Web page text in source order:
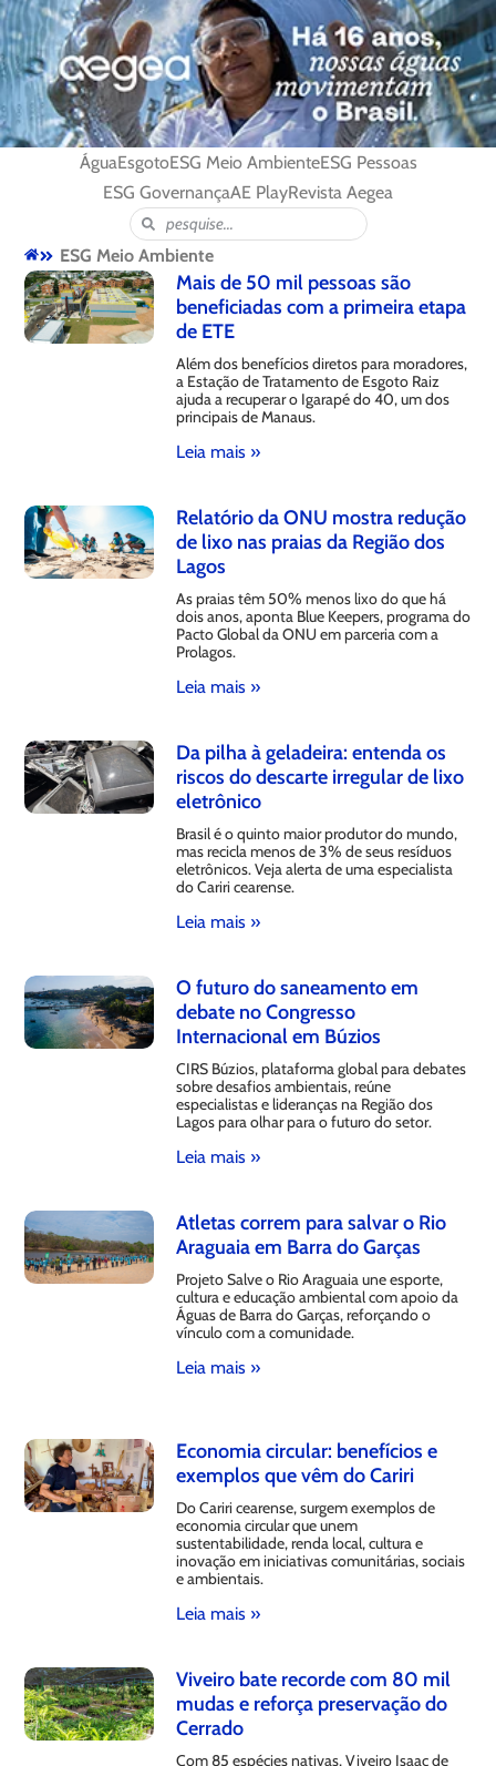
ÁguaEsgotoESG Meio AmbienteESG Pessoas
ESG GovernançaAE PlayRevista Aegea
ESG Meio Ambiente
Mais de 50 mil pessoas são
beneficiadas com a primeira etapa
de ETE
Além dos benefícios diretos para moradores,
a Estação de Tratamento de Esgoto Raiz
ajuda a recuperar o Igarapé do 40, um dos
principais de Manaus.
Leia mais »
Relatório da ONU mostra redução
de lixo nas praias da Região dos
Lagos
As praias têm 50% menos lixo do que há
dois anos, aponta Blue Keepers, programa do
Pacto Global da ONU em parceria com a
Prolagos.
Leia mais »
Da pilha à geladeira: entenda os
riscos do descarte irregular de lixo
eletrônico
Brasil é o quinto maior produtor do mundo,
mas recicla menos de 3% de seus resíduos
eletrônicos. Veja alerta de uma especialista
do Cariri cearense.
Leia mais »
O futuro do saneamento em
debate no Congresso
Internacional em Búzios
CIRS Búzios, plataforma global para debates
sobre desafios ambientais, reúne
especialistas e lideranças na Região dos
Lagos para olhar para o futuro do setor.
Leia mais »
Atletas correm para salvar o Rio
Araguaia em Barra do Garças
Projeto Salve o Rio Araguaia une esporte,
cultura e educação ambiental com apoio da
Águas de Barra do Garças, reforçando o
vínculo com a comunidade.
Leia mais »
Economia circular: benefícios e
exemplos que vêm do Cariri
Do Cariri cearense, surgem exemplos de
economia circular que unem
sustentabilidade, renda local, cultura e
inovação em iniciativas comunitárias, sociais
e ambientais.
Leia mais »
Viveiro bate recorde com 80 mil
mudas e reforça preservação do
Cerrado
Com 85 espécies nativas, Viveiro Isaac de